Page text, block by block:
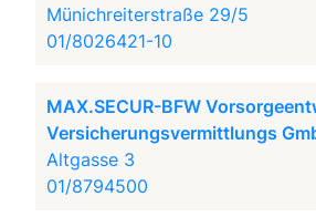
Münichreiterstraße 29/5
01/8026421-10
MAX.SECUR-BFW
Versicherungsvermittlungs
Altgasse 3
01/8794500